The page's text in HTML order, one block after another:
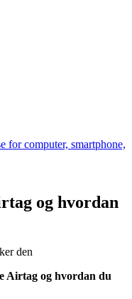
og hvordan
Airtag og hvordan du